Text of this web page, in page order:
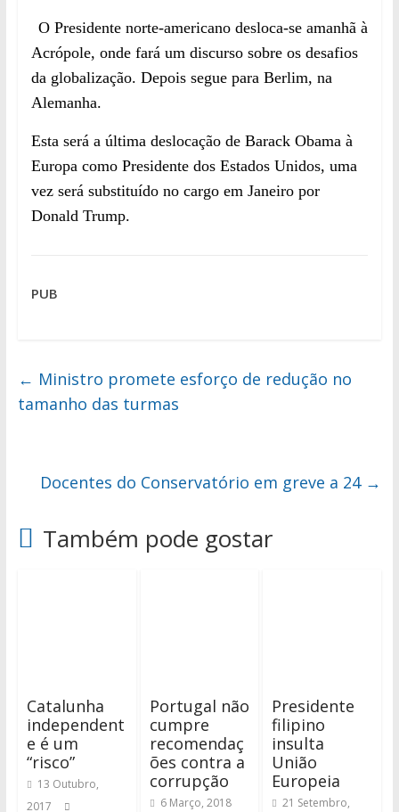
O Presidente norte-americano desloca-se amanhã à
Acrópole, onde fará um discurso sobre os desafios
da globalização. Depois segue para Berlim, na
Alemanha.
Esta será a última deslocação de Barack Obamaà
Europa como Presidente dos Estados Unidos, uma
vez será substituído no cargo em Janeiro por
Donald Trump.
PUB
← Ministro promete esforço de redução no
tamanho das turmas
Docentes do Conservatório em greve a 24 →
Também pode gostar
Catalunha
independent
e é um
“risco”
13 Outubro,
2017
Portugal não
cumpre
recomendaç
ões contra a
corrupção
6 Março, 2018
Presidente
filipino
insulta
União
Europeia
21 Setembro,